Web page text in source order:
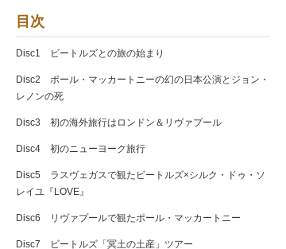
目次
Disc1 ビートルズとの旅の始まり
Disc2 ポール・マッカートニーの幻の日本公演とジョン・
レノンの死
Disc3 初の海外旅行はロンドン＆リヴァプール
Disc4 初のニューヨーク旅行
Disc5 ラスヴェガスで観たビートルズ×シルク・ドゥ・ソ
レイユ『LOVE』
Disc6 リヴァプールで観たポール・マッカートニー
Disc7 ビートルズ「冥土の土産」ツアー